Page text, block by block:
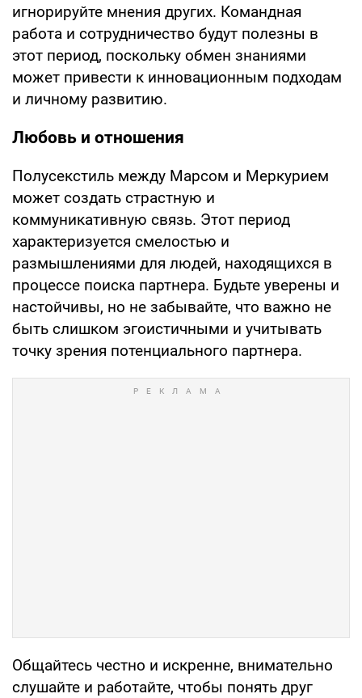
игнорируйте мнения других. Командная
работа и сотрудничество будут полезны в
этот период, поскольку обмен знаниями
может привести к инновационным подходам
и личному развитию.
Любовь и отношения
Полусекстиль между Марсом и Меркурием
может создать страстную и
коммуникативную связь. Этот период
характеризуется смелостью и
размышлениями для людей, находящихся в
процессе поиска партнера. Будьте уверены и
настойчивы, но не забывайте, что важно не
быть слишком эгоистичными и учитывать
точку зрения потенциального партнера.
Общайтесь честно и искренне, внимательно
слушайте и работайте, чтобы понять друг